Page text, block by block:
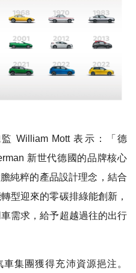
監William Mott 表示：「德
新世代德國的品牌核心
純粹的產品設計理念 ， 結合
型迎來的零碳排綠能創新 ，
需求，給予超越過往的出行
車集團獲得充沛資源挹注。